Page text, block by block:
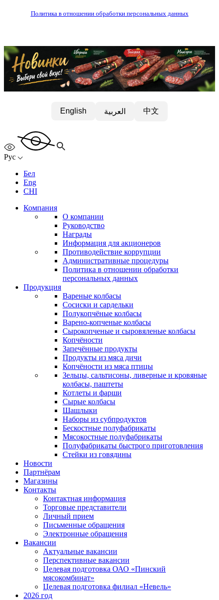
Политика в отношении обработки персональных данных
English العربية 中文
Рус
Бел
Eng
CHI
Компания
О компании
Руководство
Награды
Информация для акционеров
Противодействие коррупции
Административные процедуры
Политика в отношении обработки
персональных данных
Продукция
Вареные колбасы
Сосиски и сардельки
Полукопчёные колбасы
Варено-копченые колбасы
Сырокопченые и сыровяленые колбасы
Копчёности
Запечённые продукты
Продукты из мяса дичи
Копчёности из мяса птицы
Зельцы, сальтисоны, ливерные и кровяные
колбасы, паштеты
Котлеты и фарши
Сырые колбасы
Шашлыки
Наборы из субпродуктов
Бескостные полуфабрикаты
Мясокостные полуфабрикаты
Полуфабрикаты быстрого приготовления
Стейки из говядины
Новости
Партнёрам
Магазины
Контакты
Контактная информация
Торговые представители
Личный прием
Письменные обращения
Электронные обращения
Вакансии
Актуальные вакансии
Перспективные вакансии
Целевая подготовка ОАО «Пинский
мясокомбинат»
Целевая подготовка филиал «Невель»
2026 год